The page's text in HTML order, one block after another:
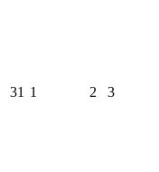
31 1 2 3